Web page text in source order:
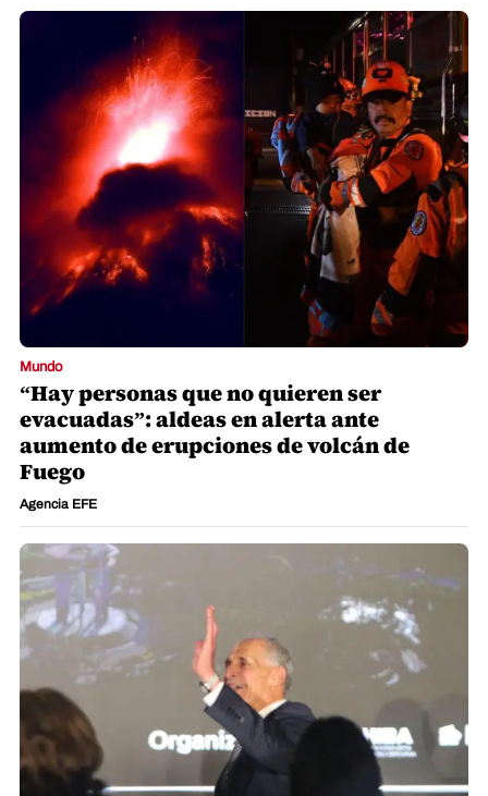
Mundo
“Hay personas que no quieren ser
evacuadas”: aldeas en alerta ante
aumento de erupciones de volcán de
Fuego
Agencia EFE